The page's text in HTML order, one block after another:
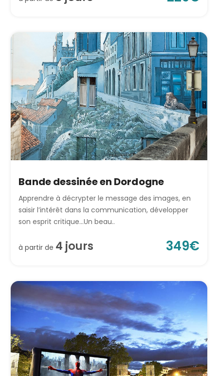
Bande dessinée en Dordogne
Apprendre à décrypter le message des images, en
saisir l’intérêt dans la communication, développer
son esprit critique…Un beau..
à partir de 4 jours 349€